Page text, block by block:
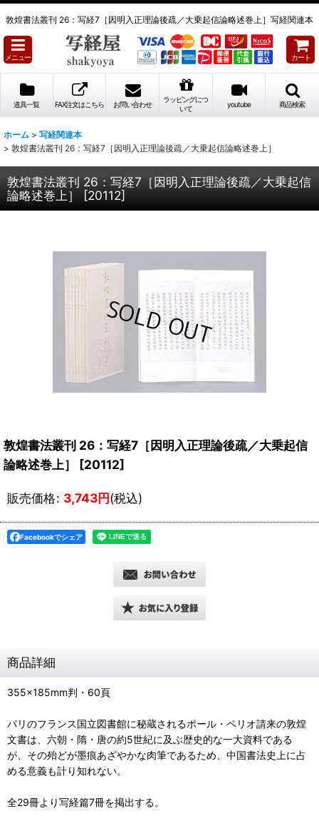
敦煌書法叢刊 26：写経7［因明入正理論後疏／大乗起信論略述巻上］写経関連本
メニュー カート
道具一覧 FAX注文はこちら お問い合わせ
ラッピングにつ
いて
youtube 商品検索
ホーム > 写経関連本
> 敦煌書法叢刊 26：写経7［因明入正理論後疏／大乗起信論略述巻上］
敦煌書法叢刊 26：写経7［因明入正理論後疏／大乗起信
論略述巻上］
[20112]
敦煌書法叢刊 26：写経7［因明入正理論後疏／大乗起信
論略述巻上］
[20112]
販売価格: 3,743円(税込)
Facebookでシェア
商品詳細
355×185mm判・60頁
パリのフランス国立図書館に秘蔵されるポール・ペリオ請来の敦煌
文書は、六朝・隋・唐の約5世紀に及ぶ歴史的な一大資料である
が、その殆どが墨痕あざやかな肉筆であるため、中国書法史上に占
める意義も計り知れない。
全29冊より写経篇7冊を掲出する。